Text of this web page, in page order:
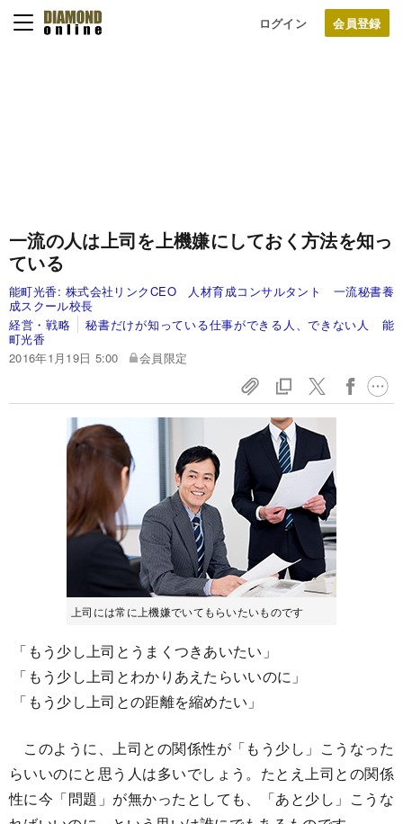
ログイン
一流の人は上司を上機嫌にしておく方法を知っ
ている
能町光香: 株式会社リンクCEO 人材育成コンサルタント 一流秘書養
成スクール校長
経営・戦略
秘書だけが知っている仕事ができる人、できない人 能
町光香
2016年1月19日 5:00
会員限定
上司には常に上機嫌でいてもらいたいものです
「もう少し上司とうまくつきあいたい」
「もう少し上司とわかりあえたらいいのに」
「もう少し上司との距離を縮めたい」
このように、上司との関係性が「もう少し」こうなった
らいいのにと思う人は多いでしょう。たとえ上司との関係
性に今「問題」が無かったとしても、「あと少し」こうな